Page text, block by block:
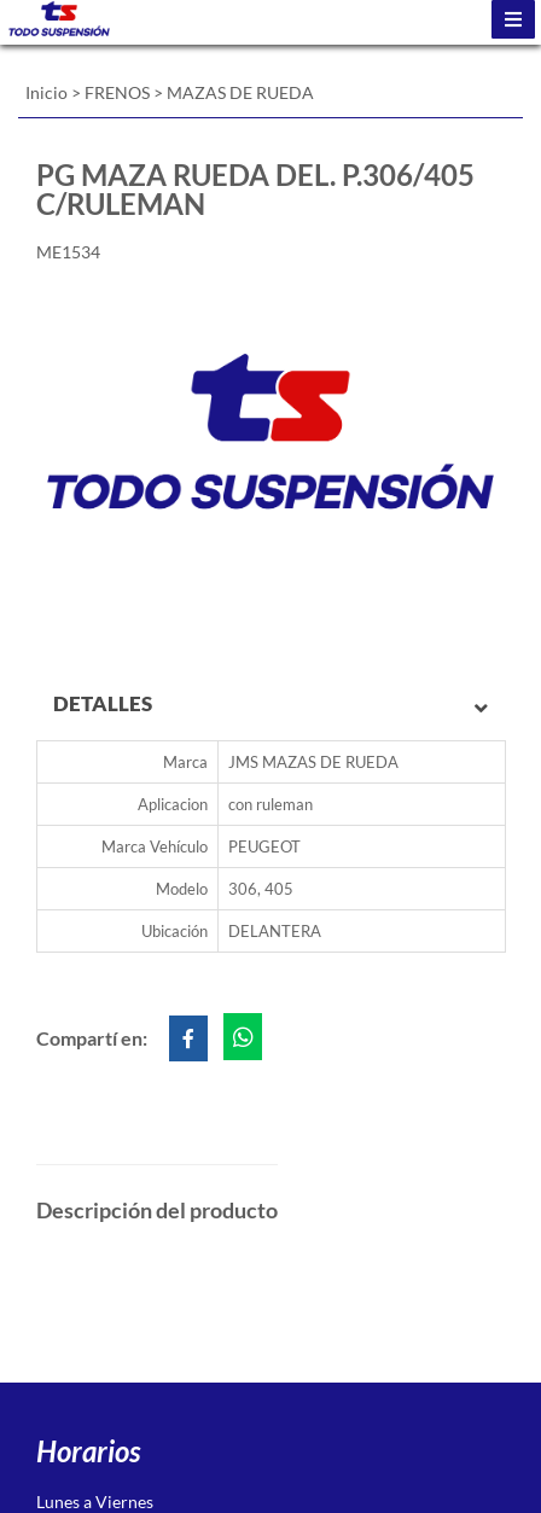
Inicio > FRENOS > MAZAS DE RUEDA
PG MAZA RUEDA DEL. P.306/405
C/RULEMAN
ME1534
DETALLES
Marca JMS MAZAS DE RUEDA
Aplicacion con ruleman
Marca Vehículo PEUGEOT
Modelo 306, 405
Ubicación DELANTERA
Compartí en:
Descripción del producto
Horarios
Lunes a Viernes